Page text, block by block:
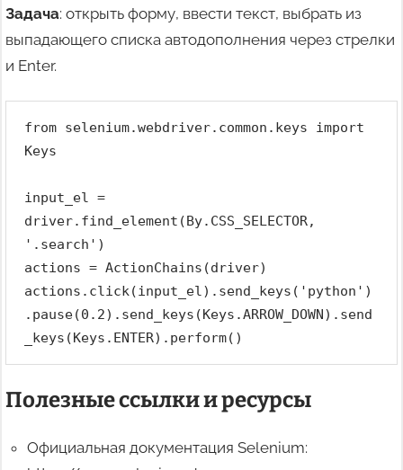
Задача: открыть форму, ввести текст, выбрать из
выпадающего списка автодополнения через стрелки
и Enter.
from selenium.webdriver.common.keys import
Keys
input_el =
driver.find_element(By.CSS_SELECTOR,
'.search')
actions = ActionChains(driver)
actions.click(input_el).send_keys('python')
.pause(0.2).send_keys(Keys.ARROW_DOWN).send
_keys(Keys.ENTER).perform()
Полезные ссылки и ресурсы
Официальная документация Selenium: